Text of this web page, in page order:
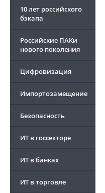
10 лет российского
бэкапа
Российские ПАКи
нового поколения
Цифровизация
Импортозамещение
Безопасность
ИТ в госсекторе
ИТ в банках
ИТ в торговле